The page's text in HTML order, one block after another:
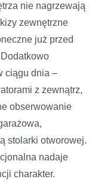
nie nagrzewają
zewnętrzne
już przed
ciągu dnia –
z zewnątrz,
obserwowanie
stolarki otworowej.
nadaje
charakter.